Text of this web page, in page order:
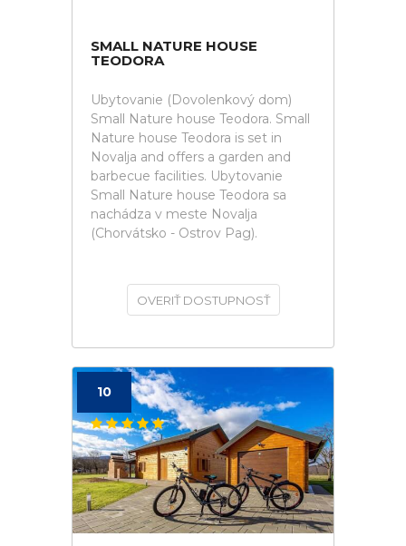
SMALL NATURE HOUSE
TEODORA
Ubytovanie (Dovolenkový dom)
Small Nature house Teodora. Small
Nature house Teodora is set in
Novalja and offers a garden and
barbecue facilities. Ubytovanie
Small Nature house Teodora sa
nachádza v meste Novalja
(Chorvátsko - Ostrov Pag).
OVERIŤ DOSTUPNOSŤ
10